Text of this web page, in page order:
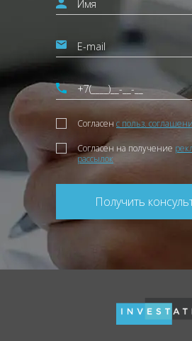
Согласен с польз.
Согласен на получение
рассылок
Получить